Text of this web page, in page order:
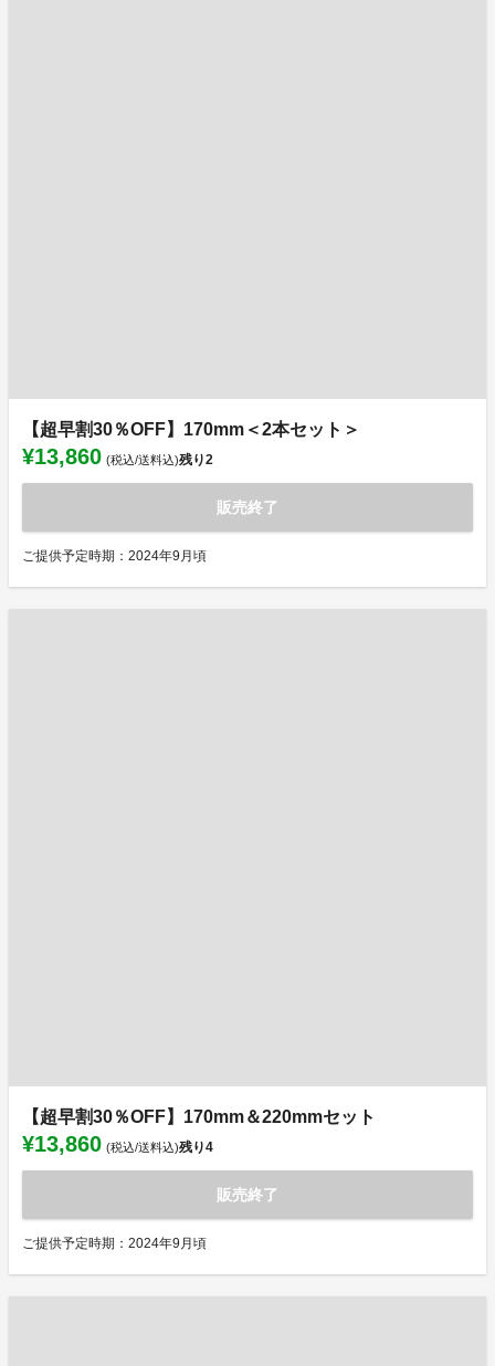
【超早割30％OFF】170mm＜2本セット＞
¥13,860 (税込/送料込)残り2
販売終了
ご提供予定時期：2024年9月頃
【超早割30％OFF】170mm＆220mmセット
¥13,860 (税込/送料込)残り4
販売終了
ご提供予定時期：2024年9月頃